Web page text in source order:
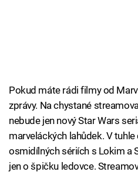
Pokud máte rádi filmy od
zprávy. Na chystané
nebude jen nový Star Wars
marveláckých lahůdek. V
osmidílných sériích s Lokim a
jen o špičku ledovce.